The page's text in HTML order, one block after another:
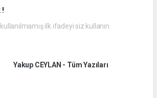
!
ilk ifadeyi siz kullanın.
Yakup CEYLAN - Tüm Yazıları